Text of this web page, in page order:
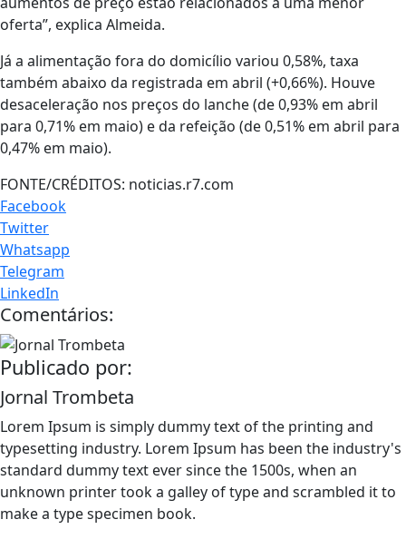
oferta”, explica Almeida.
Já a alimentação fora do domicílio variou 0,58%, taxa
também abaixo da registrada em abril (+0,66%). Houve
desaceleração nos preços do lanche (de 0,93% em abril
para 0,71% em maio) e da refeição (de 0,51% em abril para
0,47% em maio).
FONTE/CRÉDITOS: noticias.r7.com
Facebook
Twitter
Whatsapp
Telegram
LinkedIn
Comentários:
Publicado por:
Jornal Trombeta
Lorem Ipsum is simply dummy text of the printing and
typesetting industry. Lorem Ipsum has been the industry's
standard dummy text ever since the 1500s, when an
unknown printer took a galley of type and scrambled it to
make a type specimen book.